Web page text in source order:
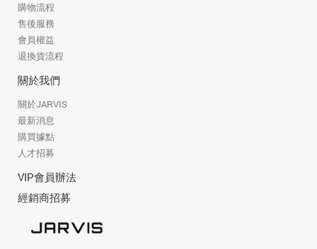
購物流程
售後服務
會員權益
退換貨流程
關於我們
關於JARVIS
最新消息
購買據點
人才招募
VIP會員辦法
經銷商招募